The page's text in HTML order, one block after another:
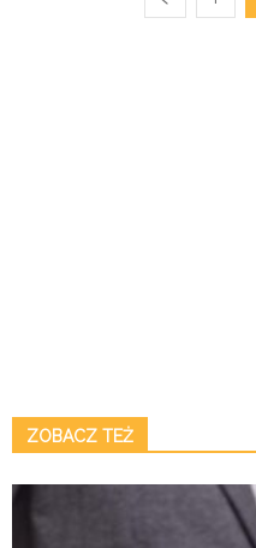
ZOBACZ TEŻ